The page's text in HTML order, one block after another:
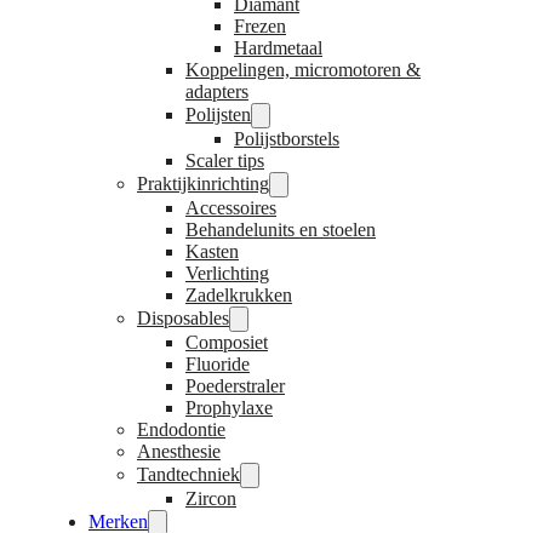
Frezen
Hardmetaal
Koppelingen, micromotoren &
adapters
Polijsten
Polijstborstels
Scaler tips
Praktijkinrichting
Accessoires
Behandelunits en stoelen
Kasten
Verlichting
Zadelkrukken
Disposables
Composiet
Fluoride
Poederstraler
Prophylaxe
Endodontie
Anesthesie
Tandtechniek
Zircon
Merken